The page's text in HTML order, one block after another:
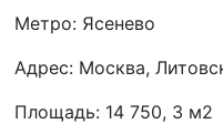
Метро: Ясенево
Адрес: Москва,
Площадь: 14 750, 3 м2